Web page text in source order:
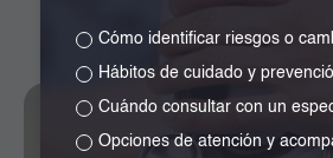
Tumores de Tejidos
Blandos
Cómo identificar riesgos o
Hábitos de cuidado y
Cuándo consultar con un
Opciones de atención y